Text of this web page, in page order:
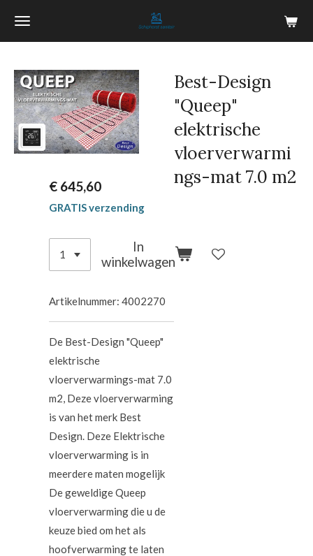
Ga
de
hoofdinhoud
Best-Design
"Queep"
elektrische
vloerverwarmi
ngs-mat 7.0 m2
€ 645,60
GRATIS verzending
In
winkelwagen
Artikelnummer: 4002270
De Best-Design "Queep"
elektrische
vloerverwarmings-mat 7.0
m2, Deze vloerverwarming
is van het merk Best
Design. Deze Elektrische
vloerverwarming is in
meerdere maten mogelijk
De geweldige Queep
vloerverwarming die u de
keuze bied om het als
hoofverwarming te laten